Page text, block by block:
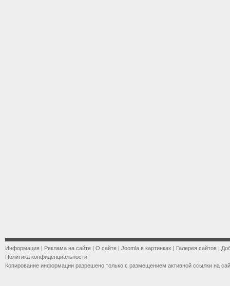
Информация | Реклама на сайте | О сайте | Joomla в картинках | Галерея сайтов |
Политика конфиденциальности
Копирование информации разрешено только с размещением активной ссылки на